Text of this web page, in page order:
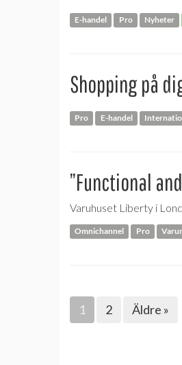
E-handel Pro Nyheter
Shopping på
Pro E-handel
”Functional
Varuhuset Liberty i
Omnichannel Pro
1 2 Äldre »